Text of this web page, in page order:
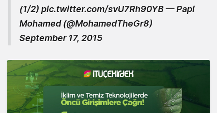
(1/2) pic.twitter.com/svU7Rh90YB— Papi
Mohamed (@MohamedTheGr8)
September 17, 2015